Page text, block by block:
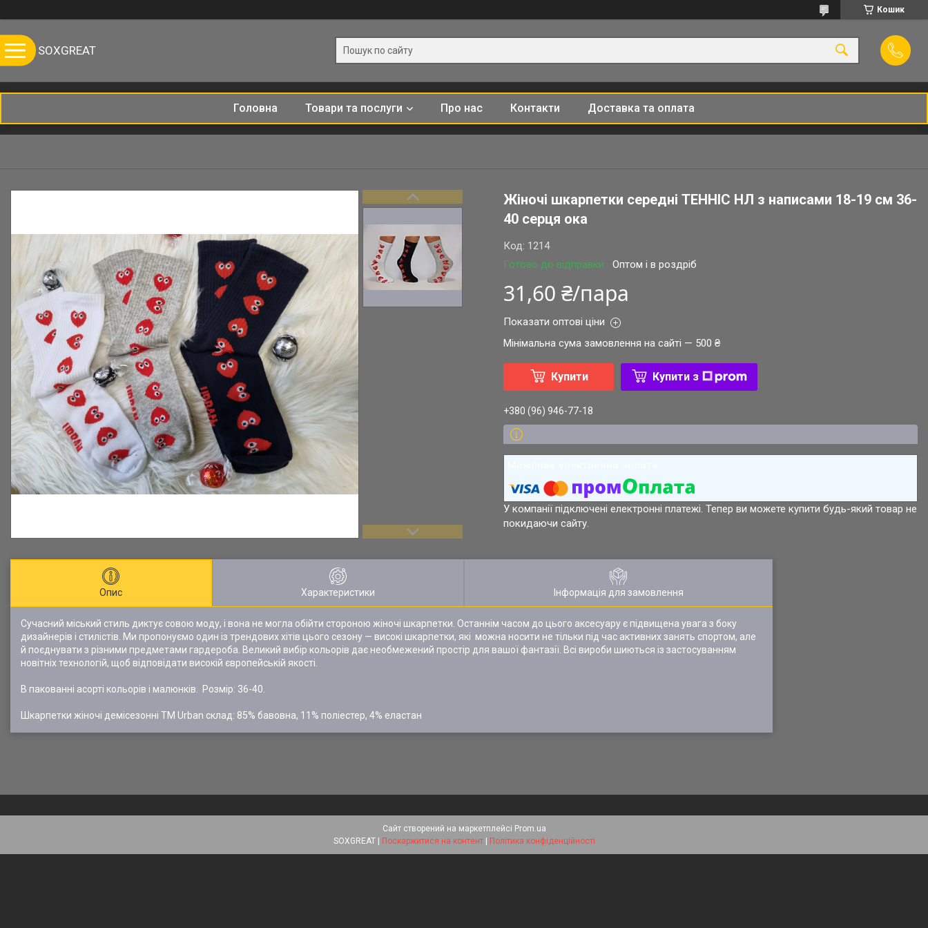
Кошик
SOXGREAT
Головна Товари та послуги Про нас Контакти Доставка та оплата
Жіночі шкарпетки середні ТЕННІС НЛ з написами 18-19 см 36-
40 серця ока
Готово до відправки Оптом і в роздріб
Код: 1214
31,60 ₴/пара
Показати оптові ціни
Мінімальна сума замовлення на сайті — 500 ₴
Купити Купити з
+380 (96) 946-77-18
У компанії підключені електронні платежі. Тепер ви можете купити будь-який товар не
покидаючи сайту.
Опис Характеристики Інформація для замовлення
Сучасний міський стиль диктує совою моду, і вона не могла обійти стороною жіночі шкарпетки. Останнім часом до цього аксесуару є підвищена увага з боку
дизайнерів і стилістів. Ми пропонуємо один із трендових хітів цього сезону — високі шкарпетки, які можна носити не тільки під час активних занять спортом, але
й поєднувати з різними предметами гардероба. Великий вибір кольорів дає необмежений простір для вашої фантазії. Всі вироби шиються із застосуванням
новітніх технологій, щоб відповідати високій європейській якості.
В пакованні асорті кольорів і малюнків. Розмір: 36-40.
Шкарпетки жіночі демісезонні ТМ Urban склад: 85% бавовна, 11% поліестер, 4% еластан
Сайт створений на маркетплейсі Prom.ua
Поскаржитися на контент Політика конфіденційності